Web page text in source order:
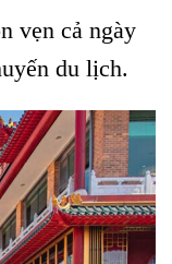
vẹn cả ngày
du lịch.